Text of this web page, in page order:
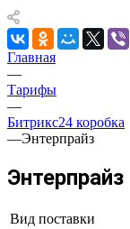
Главная
—
Тарифы
—
Битрикс24 коробка
—Энтерпрайз
Энтерпрайз
Вид поставки